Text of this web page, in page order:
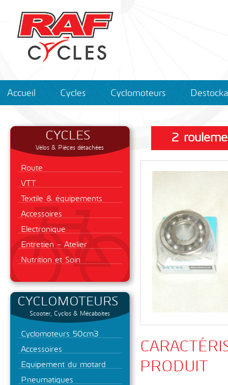
Accueil Cycles Cyclomoteurs
CYCLES
Vélos & Pièces détachées
Route
VTT
Textile & équipements
Accessoires
Electronique
Entretien - Atelier
Nutrition et Soin
CYCLOMOTEURS
Scooter, Cyclos & Mécaboites
Cyclomoteurs 50cm3
Accessoires
Equipement du motard
Pneumatiques
2
PRODUIT